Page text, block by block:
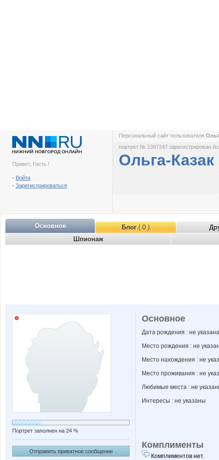
Привет, Гость !
- Войти
- Зарегистрироваться
Персональный сайт пользователя
портрет № 1397247 зарегистрирован
Ольга-Казак
Основное Блог( 0 )
Шпионаж
Портрет заполнен на 24 %
Отправить приватное сообщение
Основное
Дата рождения : не указана
Место рождения : не
Место нахождения : не
Место проживания : не
Любимые места : не
Интересы : не указаны
Комплименты
Комплиментов нет.